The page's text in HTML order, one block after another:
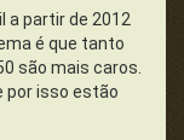
a partir de 2012
é que tanto
são mais caros.
por isso estão